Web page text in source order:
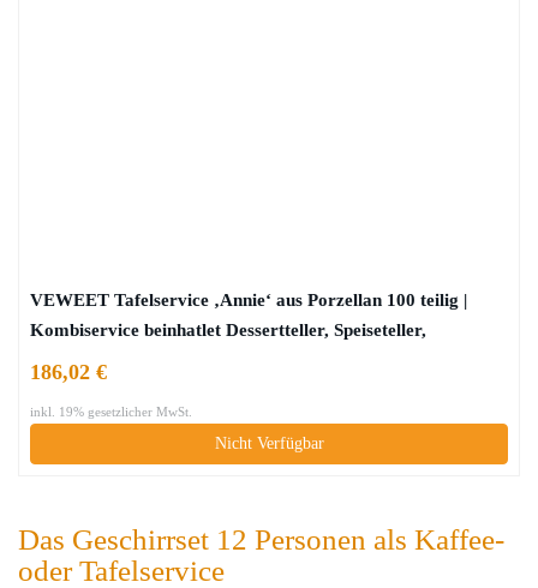
VEWEET Tafelservice ‚Annie‘ aus Porzellan 100 teilig |
Kombiservice beinhatlet Dessertteller, Speiseteller,
Eierbecher, Milch- und Zuckerset
186,02 €
inkl. 19% gesetzlicher MwSt.
Nicht Verfügbar
Das Geschirrset 12 Personen als Kaffee-
oder Tafelservice